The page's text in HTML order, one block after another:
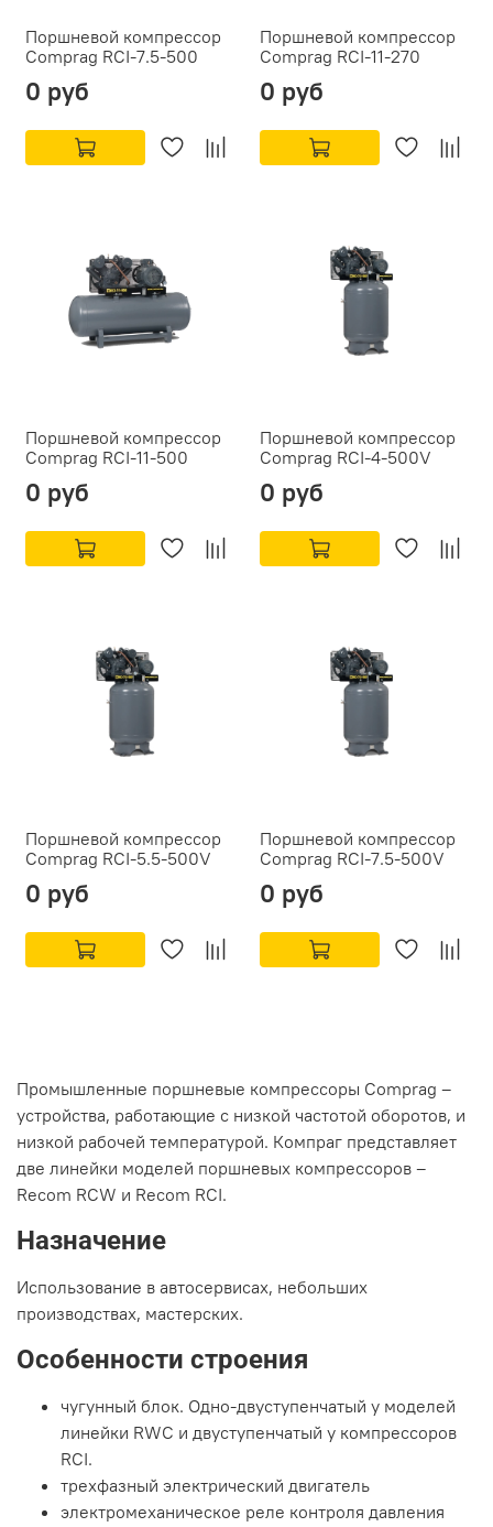
Поршневой компрессор
Comprag RCI-7.5-500
0 руб
Поршневой компрессор
Comprag RCI-11-270
0 руб
Поршневой компрессор
Comprag RCI-11-500
0 руб
Поршневой компрессор
Comprag RCI-4-500V
0 руб
Поршневой компрессор
Comprag RCI-5.5-500V
0 руб
Поршневой компрессор
Comprag RCI-7.5-500V
0 руб
Промышленные поршневые компрессоры Comprag –
устройства, работающие с низкой частотой оборотов, и
низкой рабочей температурой. Компраг представляет
две линейки моделей поршневых компрессоров –
Recom RCW и Recom RCI.
Назначение
Использование в автосервисах, небольших
производствах, мастерских.
Особенности строения
чугунный блок. Одно-двуступенчатый у моделей
линейки RWC и двуступенчатый у компрессоров
RCI.
трехфазный электрический двигатель
электромеханическое реле контроля давления